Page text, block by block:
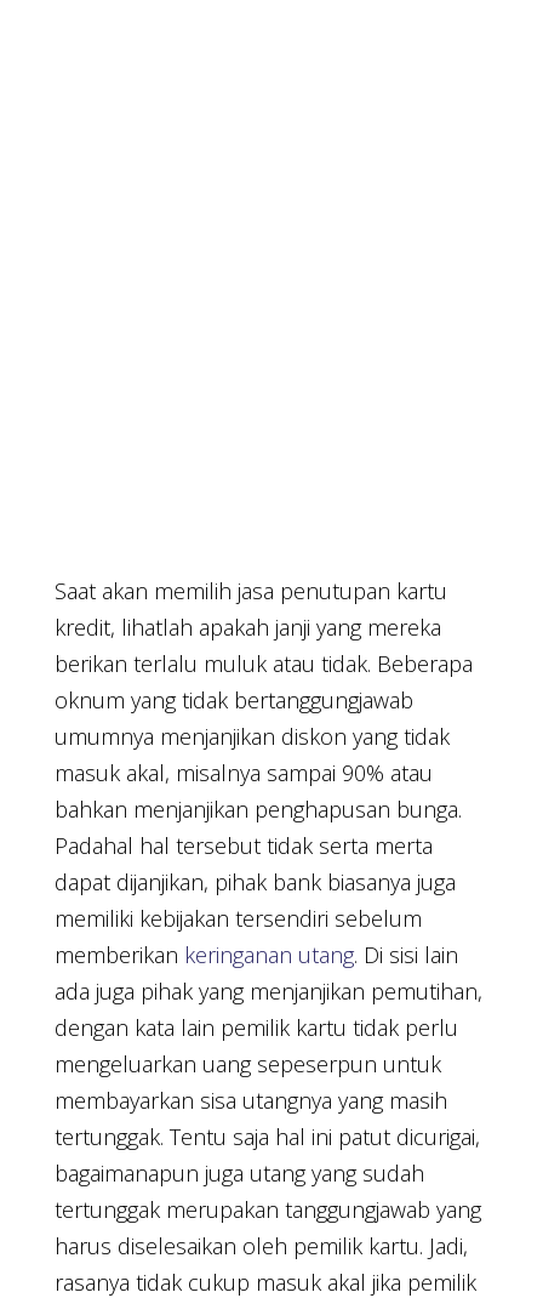
Saat akan memilih jasa penutupan kartu
kredit, lihatlah apakah janji yang mereka
berikan terlalu muluk atau tidak. Beberapa
oknum yang tidak bertanggungjawab
umumnya menjanjikan diskon yang tidak
masuk akal, misalnya sampai 90% atau
bahkan menjanjikan penghapusan bunga.
Padahal hal tersebut tidak serta merta
dapat dijanjikan, pihak bank biasanya juga
memiliki kebijakan tersendiri sebelum
memberikan keringanan utang. Di sisi lain
ada juga pihak yang menjanjikan pemutihan,
dengan kata lain pemilik kartu tidak perlu
mengeluarkan uang sepeserpun untuk
membayarkan sisa utangnya yang masih
tertunggak. Tentu saja hal ini patut dicurigai,
bagaimanapun juga utang yang sudah
tertunggak merupakan tanggungjawab yang
harus diselesaikan oleh pemilik kartu. Jadi,
rasanya tidak cukup masuk akal jika pemilik